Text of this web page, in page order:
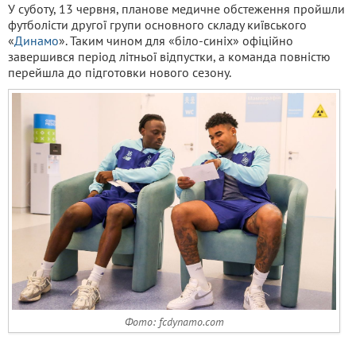
У суботу, 13 червня, планове медичне обстеження пройшли
футболісти другої групи основного складу київського
«Динамо». Таким чином для «біло-синіх» офіційно
завершився період літньої відпустки, а команда повністю
перейшла до підготовки нового сезону.
Фото: fcdynamo.com